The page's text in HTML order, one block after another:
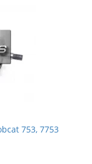
753, 7753